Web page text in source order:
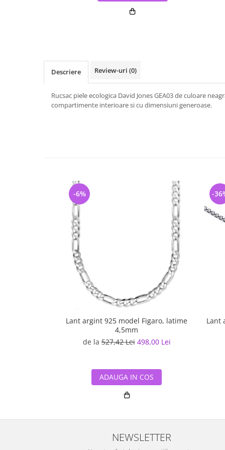
Descriere Review-uri (0)
Rucsac piele ecologica David Jones GEA03 de culoare
compartimente interioare si cu dimensiuni generoase.
Lant argint 925 model Figaro, latime
4,5mm
de la527,42 Lei 498,00 Lei
-6%
ADAUGA IN COS
Lant
-
NEWSLETTER